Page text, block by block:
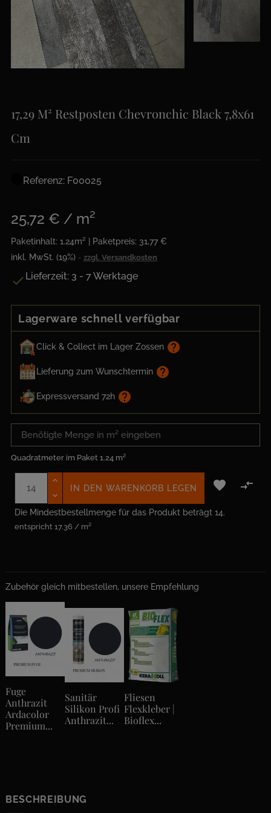
17,29 M² Restposten Chevronchic Black 7,8x61
Cm
Referenz: F00025
25,72 € / m²
Paketinhalt: 1.24m² | Paketpreis: 31,77 €
inkl. MwSt. (19%)
zzgl. Versandkosten
 Lieferzeit: 3 - 7 Werktage
Lagerware schnell verfügbar
Click & Collect im Lager Zossen help
Lieferung zum Wunschtermin help
Expressversand 72h help
Quadratmeter im Paket 1.24 m²
entspricht 17.36 / m²
IN DEN WARENKORB LEGEN  
Die Mindestbestellmenge für das Produkt beträgt 14.
Zubehör gleich mitbestellen, unsere Empfehlung
Fuge
Anthrazit
Ardacolor
Premium...
Sanitär
Silikon Profi
Anthrazit...
Fliesen
Flexkleber |
Bioflex...
BESCHREIBUNG